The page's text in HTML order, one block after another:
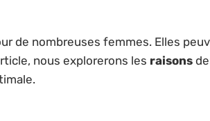
de nombreuses femmes. Elles
nous explorerons les raisons